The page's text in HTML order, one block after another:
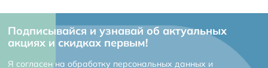
Подписывайся и узнавай об актуальных
акциях и скидках первым!
Я согласен на обработку персональных данных и